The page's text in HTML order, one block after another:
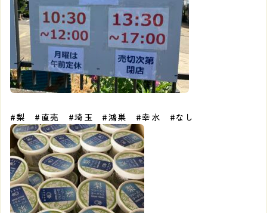
#梨 #直売 #埼玉 #鴻巣 #幸水 #なし